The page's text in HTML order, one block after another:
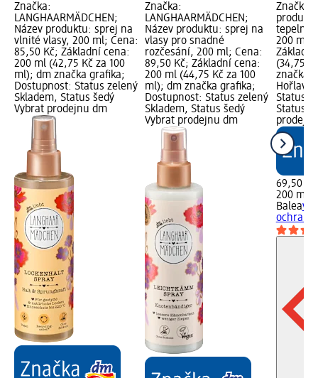
Značka:
LANGHAARMÄDCHEN;
Název produktu: sprej na
vlnité vlasy, 200 ml; Cena:
85,50 Kč; Základní cena:
200 ml (42,75 Kč za 100
ml); dm značka grafika;
Dostupnost: Status zelený
Skladem, Status šedý
Vybrat prodejnu dm
Značka:
LANGHAARMÄDCHEN;
Název produktu: sprej na
vlasy pro snadné
rozčesání, 200 ml; Cena:
89,50 Kč; Základní cena:
200 ml (44,75 Kč za 100
ml); dm značka grafika;
Dostupnost: Status zelený
Skladem, Status šedý
Vybrat prodejnu dm
Značka:
tepelná
200 ml;
(34,75
značka
Hořlavé
Status
Status
69,50 Kč
200 ml
Balea